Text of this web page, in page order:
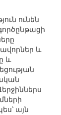
ունեն
և
և
այն